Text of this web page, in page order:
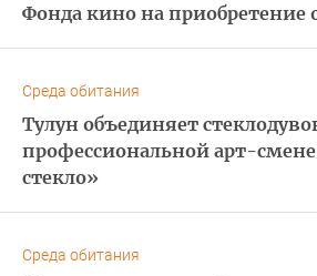
Фонда кино на приобретение
Среда обитания
Тулун объединяет
профессиональной арт-смене
стекло»
Среда обитания